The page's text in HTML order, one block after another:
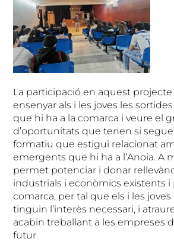
La participació en aquest
ensenyar als i les joves les
que hi ha a la comarca i veure el
d’oportunitats que tenen si
formatiu que estigui relacionat
emergents que hi ha a l’Anoia. A
permet potenciar i donar
industrials i econòmics existents i
comarca, per tal que els i les
tinguin l’interès necessari, i
acabin treballant a les empreses
futur.